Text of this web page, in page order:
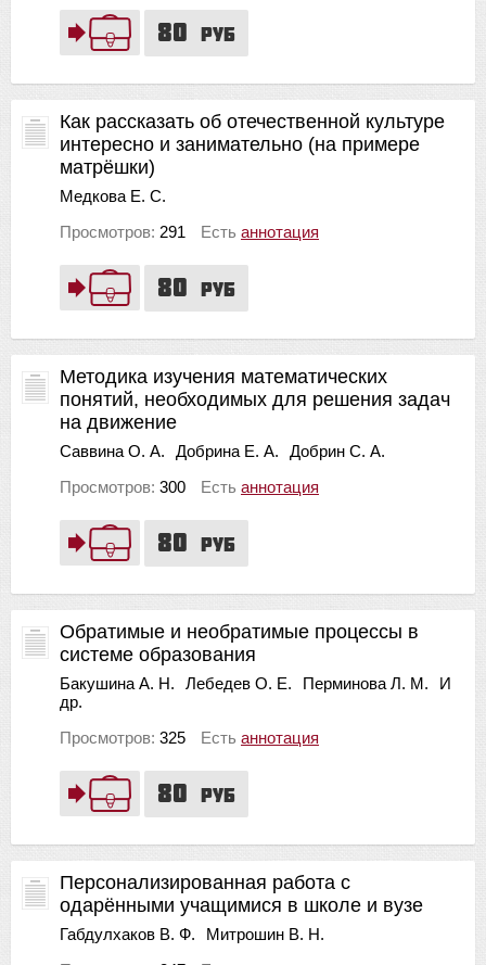
80 руб
80 руб
Как рассказать об отечественной культуре
интересно и занимательно (на примере
матрёшки)
Медкова Е. С.
Просмотров: 291 Есть аннотация
80 руб
Методика изучения математических
понятий, необходимых для решения задач
на движение
Саввина О. А. Добрина Е. А.
Добрин С. А.
Просмотров: 300 Есть аннотация
80 руб
Обратимые и необратимые процессы в
системе образования
Бакушина А. Н. Лебедев О. Е. Перминова Л. М.
И
др.
Просмотров: 325 Есть аннотация
Персонализированная работа с
одарёнными учащимися в школе и вузе
Габдулхаков В. Ф.
Митрошин В. Н.